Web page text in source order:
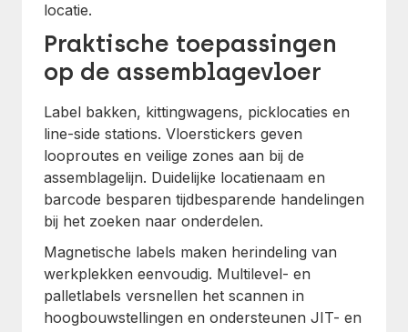
locatie.
Praktische toepassingen
op de assemblagevloer
Label bakken, kittingwagens, picklocaties en
line-side stations. Vloerstickers geven
looproutes en veilige zones aan bij de
assemblagelijn. Duidelijke locatienaam en
barcode besparen tijdbesparende handelingen
bij het zoeken naar onderdelen.
Magnetische labels maken herindeling van
werkplekken eenvoudig. Multilevel- en
palletlabels versnellen het scannen in
hoogbouwstellingen en ondersteunen JIT- en